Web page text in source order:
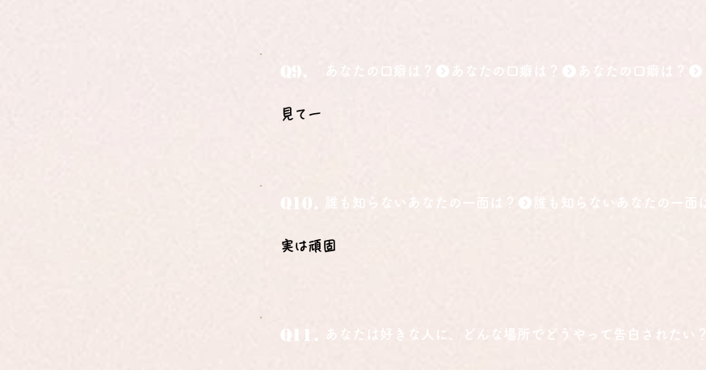
あなたの口癖は？
見てー
Q10. 誰も知らないあなたの一面は？
実は頑固
Q11. あなたは好きな人に、どんな場所でどうやって告白されたい？